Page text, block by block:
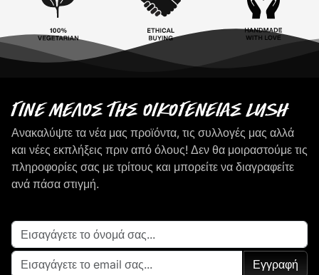
Γίνε μέλος της οικογένειας LUSH
Ανακαλύψτε τα νέα μας προϊόντα, τις συλλογές μας αλλά
και νέες εκπλήξεις πριν από όλους! Δεν θα μοιραστούμε τις
πληροφορίες σας με τρίτους και μπορείτε να διαγραφείτε
ανά πάσα στιγμή.
Εγγραφή